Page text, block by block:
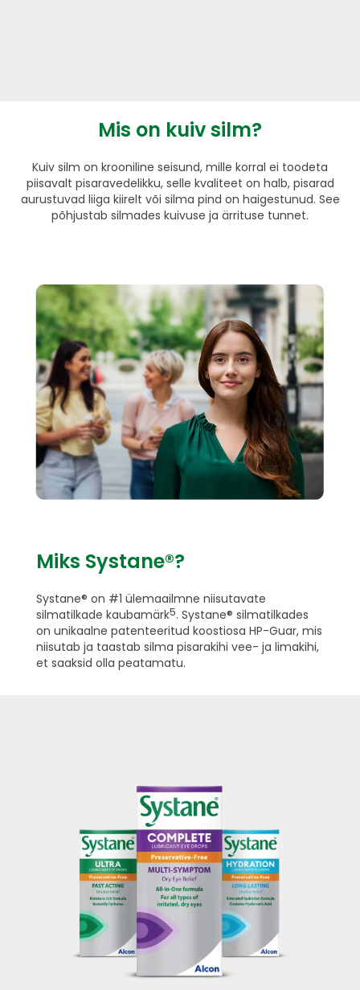
Mis on kuiv silm?
Kuiv silm on krooniline seisund, mille korral ei toodeta
piisavalt pisaravedelikku, selle kvaliteet on halb, pisarad
aurustuvad liiga kiirelt või silma pind on haigestunud. See
põhjustab silmades kuivuse ja ärrituse tunnet.
Miks Systane®?
Systane® on #1 ülemaailmne niisutavate
silmatilkade kaubamärk5. Systane® silmatilkades
on unikaalne patenteeritud koostiosa HP-Guar, mis
niisutab ja taastab silma pisarakihi vee- ja limakihi,
et saaksid olla peatamatu.